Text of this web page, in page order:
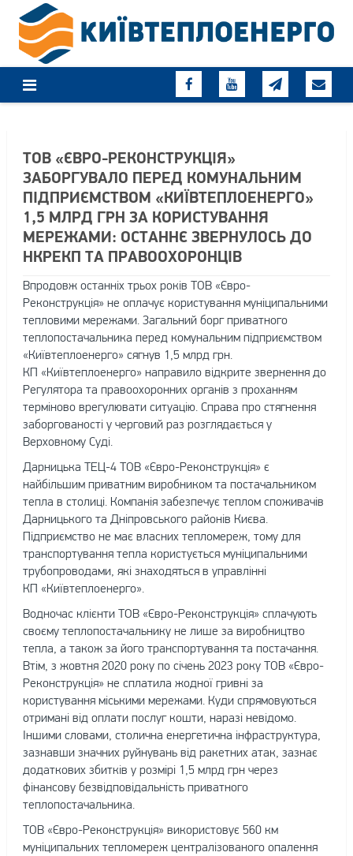
content
ТОВ «ЄВРО-РЕКОНСТРУКЦІЯ»
ЗАБОРГУВАЛО ПЕРЕД КОМУНАЛЬНИМ
ПІДПРИЄМСТВОМ «КИЇВТЕПЛОЕНЕРГО»
1,5 МЛРД ГРН ЗА КОРИСТУВАННЯ
МЕРЕЖАМИ: ОСТАННЄ ЗВЕРНУЛОСЬ ДО
НКРЕКП ТА ПРАВООХОРОНЦІВ
Впродовж останніх трьох років ТОВ «Євро-
Реконструкція» не оплачує користування муніципальними
тепловими мережами. Загальний борг приватного
теплопостачальника перед комунальним підприємством
«Київтеплоенерго» сягнув 1,5 млрд грн.
КП «Київтеплоенерго» направило відкрите звернення до
Регулятора та правоохоронних органів з проханням
терміново врегулювати ситуацію. Справа про стягнення
заборгованості у черговий раз розглядається у
Верховному Cуді.
Дарницька ТЕЦ-4 ТОВ «Євро-Реконструкція» є
найбільшим приватним виробником та постачальником
тепла в столиці. Компанія забезпечує теплом споживачів
Дарницького та Дніпровського районів Києва.
Підприємство не має власних тепломереж, тому для
транспортування тепла користується муніципальними
трубопроводами, які знаходяться в управлінні
КП «Київтеплоенерго».
Водночас клієнти ТОВ «Євро-Реконструкція» сплачують
своєму теплопостачальнику не лише за виробництво
тепла, а також за його транспортування та постачання.
Втім, з жовтня 2020 року по січень 2023 року ТОВ «Євро-
Реконструкція» не сплатила жодної гривні за
користування міськими мережами. Куди спрямовуються
отримані від оплати послуг кошти, наразі невідомо.
Іншими словами, столична енергетична інфраструктура,
зазнавши значних руйнувань від ракетних атак, зазнає
додаткових збитків у розмірі 1,5 млрд грн через
фінансову безвідповідальність приватного
теплопостачальника.
ТОВ «Євро-Реконструкція» використовує 560 км
муніципальних тепломереж централізованого опалення